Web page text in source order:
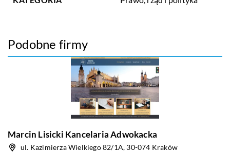
Podobne firmy
Marcin Lisicki Kancelaria Adwokacka
ul. Kazimierza Wielkiego 82/1A, 30-074 Kraków